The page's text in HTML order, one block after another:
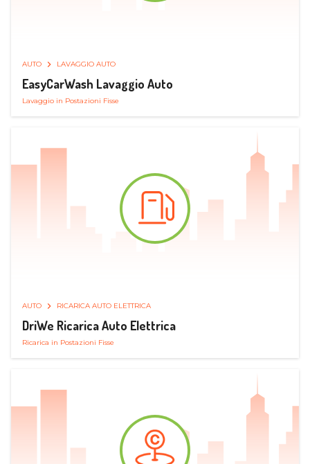
AUTO LAVAGGIO AUTO
EasyCarWash Lavaggio Auto
Lavaggio in Postazioni Fisse
AUTO RICARICA AUTO ELETTRICA
DriWe Ricarica Auto Elettrica
Ricarica in Postazioni Fisse